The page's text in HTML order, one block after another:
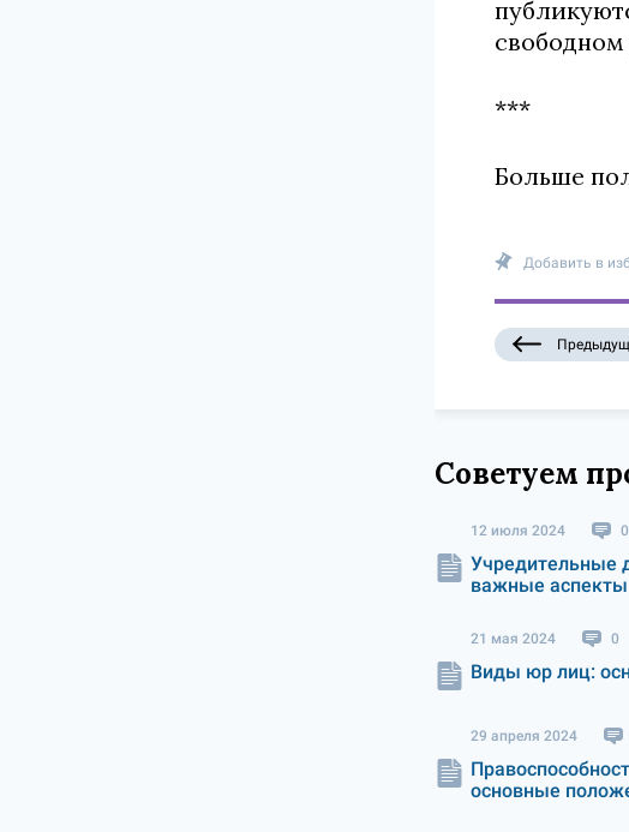
свободном
***
Больше
Добавить в
Советуем
12 июля 2024 0
Учредительные
важные аспекты
21 мая 2024 0
Виды юр лиц:
29 апреля 2024
основные